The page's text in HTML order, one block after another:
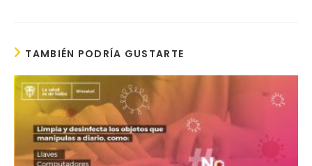
TAMBIÉN PODRÍA GUSTARTE